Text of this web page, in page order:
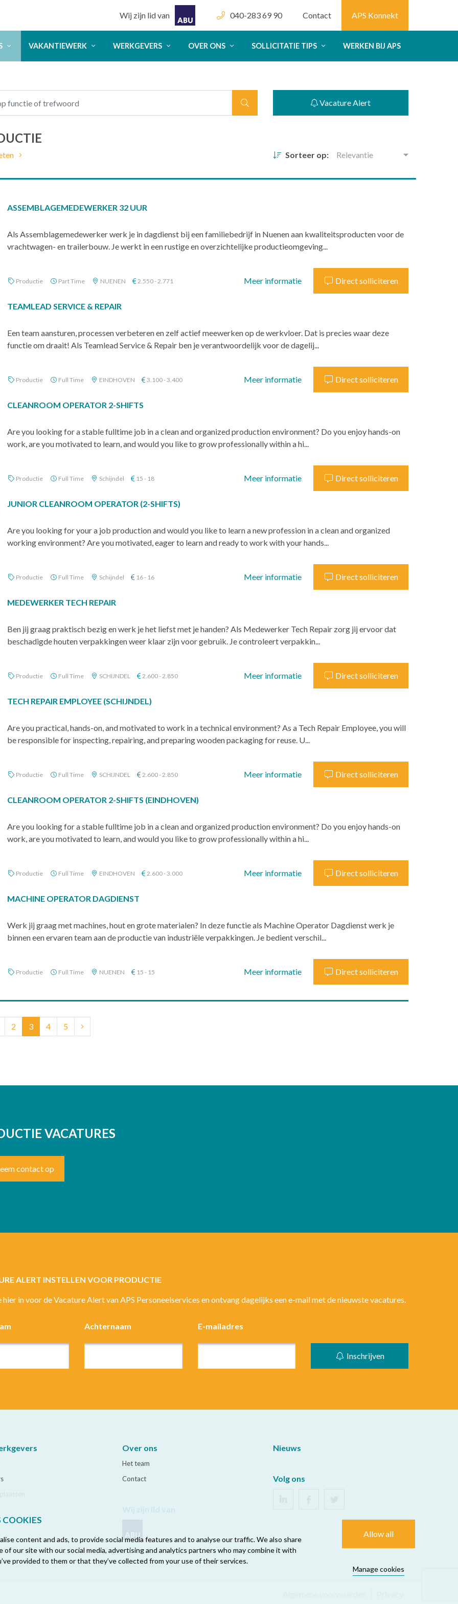
COOKIES
content and ads, to provide social media features and to analyse our traffic. We also share
of our site with our social media, advertising and analytics partners who may combine it with
provided to them or that they’ve collected from your use of their services.
Allow all
Manage cookies
Wij zijn lid van 040-283 69 90 Contact APS Konnekt
VAKANTIEWERK WERKGEVERS OVER ONS SOLLICITATIE TIPS WERKEN BIJ APS
Vacature Alert
Sorteer op: Relevantie
ASSEMBLAGEMEDEWERKER 32 UUR
Als Assemblagemedewerker werk je in dagdienst bij een familiebedrijf in Nuenen aan kwaliteitsproducten voor de
vrachtwagen- en trailerbouw. Je werkt in een rustige en overzichtelijke productieomgeving...
Productie Part Time NUENEN 2.550 - 2.771 Meer informatie Direct solliciteren
TEAMLEAD SERVICE & REPAIR
Een team aansturen, processen verbeteren en zelf actief meewerken op de werkvloer. Dat is precies waar deze
functie om draait! Als Teamlead Service & Repair ben je verantwoordelijk voor de dagelij...
Productie Full Time EINDHOVEN 3.100 - 3.400 Meer informatie Direct solliciteren
CLEANROOM OPERATOR 2-SHIFTS
Are you looking for a stable fulltime job in a clean and organized production environment? Do you enjoy hands-on
work, are you motivated to learn, and would you like to grow professionally within a hi...
Productie Full Time Schijndel 15 - 18 Meer informatie Direct solliciteren
JUNIOR CLEANROOM OPERATOR (2-SHIFTS)
Are you looking for your a job production and would you like to learn a new profession in a clean and organized
working environment? Are you motivated, eager to learn and ready to work with your hands...
Productie Full Time Schijndel 16 - 16 Meer informatie Direct solliciteren
MEDEWERKER TECH REPAIR
Ben jij graag praktisch bezig en werk je het liefst met je handen? Als Medewerker Tech Repair zorg jij ervoor dat
beschadigde houten verpakkingen weer klaar zijn voor gebruik. Je controleert verpakkin...
Productie Full Time SCHIJNDEL 2.600 - 2.850 Meer informatie Direct solliciteren
TECH REPAIR EMPLOYEE (SCHIJNDEL)
Are you practical, hands-on, and motivated to work in a technical environment? As a Tech Repair Employee, you will
be responsible for inspecting, repairing, and preparing wooden packaging for reuse. U...
Productie Full Time SCHIJNDEL 2.600 - 2.850 Meer informatie Direct solliciteren
CLEANROOM OPERATOR 2-SHIFTS (EINDHOVEN)
Are you looking for a stable fulltime job in a clean and organized production environment? Do you enjoy hands-on
work, are you motivated to learn, and would you like to grow professionally within a hi...
Productie Full Time EINDHOVEN 2.600 - 3.000 Meer informatie Direct solliciteren
MACHINE OPERATOR DAGDIENST
Werk jij graag met machines, hout en grote materialen? In deze functie als Machine Operator Dagdienst werk je
binnen een ervaren team aan de productie van industriële verpakkingen. Je bedient verschil...
Productie Full Time NUENEN 15 - 15 Meer informatie Direct solliciteren
2 3(current)
4 5
VACATURES
contact op
ALERT INSTELLEN VOOR PRODUCTIE
hier in voor de Vacature Alert van APS Personeelservices en ontvang dagelijks een e-mail met de nieuwste vacatures.
Achternaam E-mailadres
Inschrijven
Over ons
Het team
Contact
Nieuws
Volg ons